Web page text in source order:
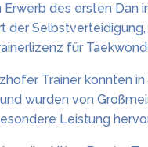
des ersten Dan
der
für
Trainer konnten
wurden von
Leistung